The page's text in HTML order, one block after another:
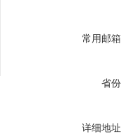
常用邮
省
详细地